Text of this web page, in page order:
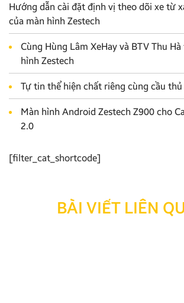
Hướng dẫn cài đặt định vị theo dõi xe từ
của màn hình Zestech
Cùng Hùng Lâm XeHay và BTV Thu
hình Zestech
Tự tin thể hiện chất riêng cùng cầu thủ
Màn hình Android Zestech Z900 cho
2.0
[filter_cat_shortcode]
BÀI VIẾT LIÊN